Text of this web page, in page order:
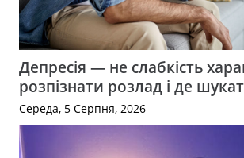
Депресія — не слабкість
розпізнати розлад і де
Середа, 5 Серпня, 2026